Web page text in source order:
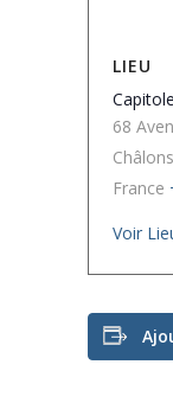
LIEU
68
France
Voir